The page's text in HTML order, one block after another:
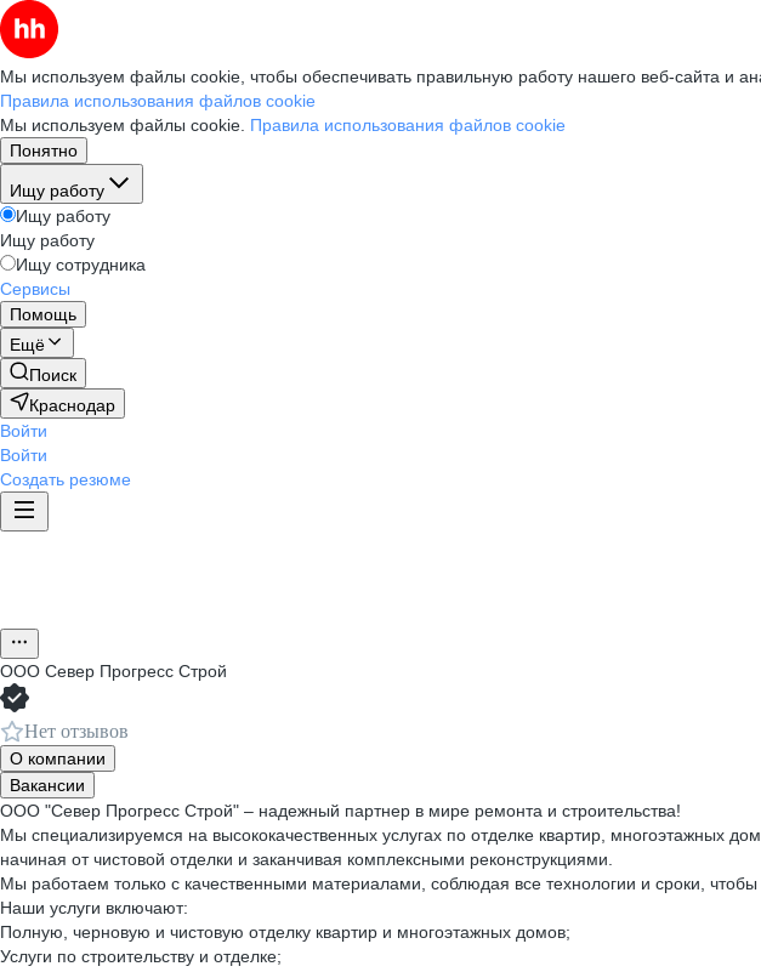
Мы используем файлы cookie, чтобы обеспечивать правильную работу нашего веб-сайта и
Правила использования файлов cookie
Мы используем файлы cookie. Правила использования файлов cookie
Понятно
Ищу работу
Ищу работу
Ищу работу
Ищу сотрудника
Сервисы
Помощь
Ещё
Поиск
Краснодар
Войти
Войти
Создать резюме
ООО Север Прогресс Строй
Нет отзывов
О компании
Вакансии
ООО "Север Прогресс Строй" – надежный партнер в мире ремонта и строительства!
Мы специализируемся на высококачественных услугах по отделке квартир, многоэтажных
начиная от чистовой отделки и заканчивая комплексными реконструкциями.
Мы работаем только с качественными материалами, соблюдая все технологии и сроки, чтобы
Наши услуги включают:
Полную, черновую и чистовую отделку квартир и многоэтажных домов;
Услуги по строительству и отделке;